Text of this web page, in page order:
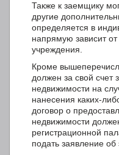
Также к заемщику
другие
определяется в
напрямую зависит от
учреждения.
Кроме
должен за свой счет
недвижимости на
нанесения каких-
договор о
недвижимости
регистрационной
подать заявление об